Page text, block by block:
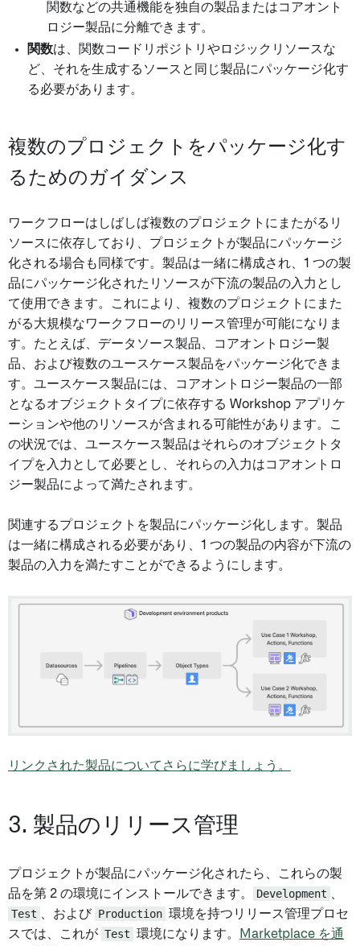
関数などの共通機能を独自の製品またはコアオント
ロジー製品に分離できます。
関数は、関数コードリポジトリやロジックリソースな
ど、それを生成するソースと同じ製品にパッケージ化す
る必要があります。
複数のプロジェクトをパッケージ化す
るためのガイダンス
ワークフローはしばしば複数のプロジェクトにまたがるリ
ソースに依存しており、プロジェクトが製品にパッケージ
化される場合も同様です。製品は一緒に構成され、1 つの製
品にパッケージ化されたリソースが下流の製品の入力とし
て使用できます。これにより、複数のプロジェクトにまた
がる大規模なワークフローのリリース管理が可能になりま
す。たとえば、データソース製品、コアオントロジー製
品、および複数のユースケース製品をパッケージ化できま
す。ユースケース製品には、コアオントロジー製品の一部
となるオブジェクトタイプに依存する Workshop アプリケ
ーションや他のリソースが含まれる可能性があります。こ
の状況では、ユースケース製品はそれらのオブジェクトタ
イプを入力として必要とし、それらの入力はコアオントロ
ジー製品によって満たされます。
関連するプロジェクトを製品にパッケージ化します。製品
は一緒に構成される必要があり、1 つの製品の内容が下流の
製品の入力を満たすことができるようにします。
リンクされた製品についてさらに学びましょう。
3. 製品のリリース管理
プロジェクトが製品にパッケージ化されたら、これらの製
品を第 2 の環境にインストールできます。
Development
Test
、および Production 環境を持つリリース管理プロセ
スでは、これが Test 環境になります。
Marketplace を通